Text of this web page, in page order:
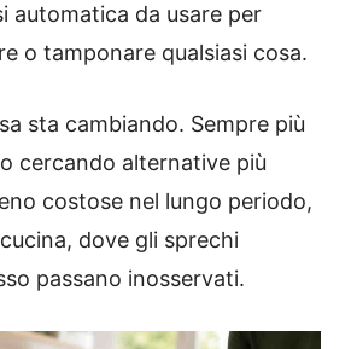
automatica da usare per
o tamponare qualsiasi cosa.
sta cambiando. Sempre più
cercando alternative più
costose nel lungo periodo,
dove gli sprechi
passano inosservati.